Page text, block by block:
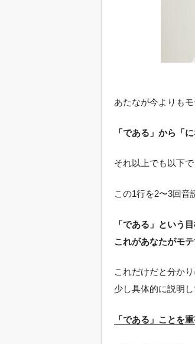
あたなが今よりも
「である」から「
それ以上でも以下で
この1行を2〜3回音
「である」という
これがあなたがモ
これだけだと分か
少し具体的に説明し
「である」ことを